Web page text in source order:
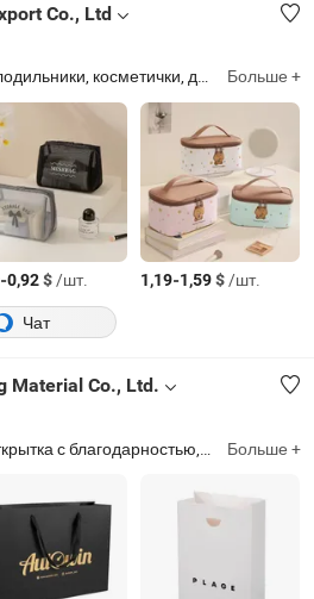
Co., Ltd
рюкзаки, вечерние сумки, сумки для еды на вынос, нетканевые сумки, сумки для хранения в путешествиях Больше +
-0,92$/шт. 1,19-1,59$/шт.
Чат
Material Co., Ltd.
визитка, флаер, брошюры, бумажный пакет, бумажная коробка Больше +